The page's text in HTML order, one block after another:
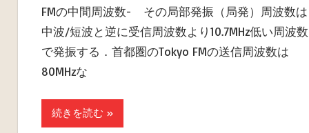
FMの中間周波数- その局部発振（局発）周波数は
中波/短波と逆に受信周波数より10.7MHz低い周波数
で発振する．首都圏のTokyo FMの送信周波数は
80MHzな
続きを読む